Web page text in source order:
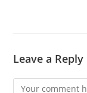
Leave a Reply